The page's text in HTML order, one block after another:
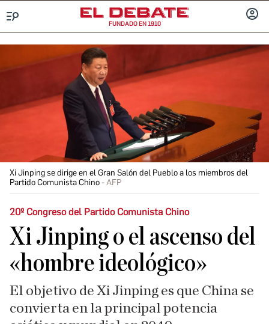
FUNDADO EN 1910
Xi Jinping se dirige en el Gran Salón del Pueblo a los miembros del
Partido Comunista Chino
AFP
20º Congreso del Partido Comunista Chino
Xi Jinping o el ascenso del
«hombre ideológico»
El objetivo de Xi Jinping es que China se
convierta en la principal potencia